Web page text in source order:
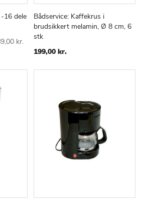
SAMMENLIGN
16 dele
kr.
Læg i kurv
TILFØJ
TIL
Bådservice: Kaffekrus i
brudsikkert melamin, Ø 8 cm, 6
stk
199,00 kr.